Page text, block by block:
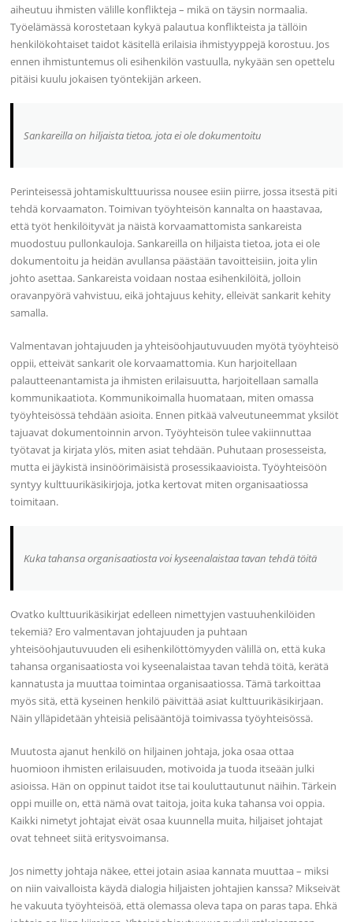
aiheutuu ihmisten välille konflikteja – mikä on täysin normaalia.
Työelämässä korostetaan kykyä palautua konflikteista ja tällöin
henkilökohtaiset taidot käsitellä erilaisia ihmistyyppejä korostuu. Jos
ennen ihmistuntemus oli esihenkilön vastuulla, nykyään sen opettelu
pitäisi kuulu jokaisen työntekijän arkeen.
Sankareilla on hiljaista tietoa, jota ei ole dokumentoitu
Perinteisessä johtamiskulttuurissa nousee esiin piirre, jossa itsestä piti
tehdä korvaamaton. Toimivan työyhteisön kannalta on haastavaa,
että työt henkilöityvät ja näistä korvaamattomista sankareista
muodostuu pullonkauloja. Sankareilla on hiljaista tietoa, jota ei ole
dokumentoitu ja heidän avullansa päästään tavoitteisiin, joita ylin
johto asettaa. Sankareista voidaan nostaa esihenkilöitä, jolloin
oravanpyörä vahvistuu, eikä johtajuus kehity, elleivät sankarit kehity
samalla.
Valmentavan johtajuuden ja yhteisöohjautuvuuden myötä työyhteisö
oppii, etteivät sankarit ole korvaamattomia. Kun harjoitellaan
palautteenantamista ja ihmisten erilaisuutta, harjoitellaan samalla
kommunikaatiota. Kommunikoimalla huomataan, miten omassa
työyhteisössä tehdään asioita. Ennen pitkää valveutuneemmat yksilöt
tajuavat dokumentoinnin arvon. Työyhteisön tulee vakiinnuttaa
työtavat ja kirjata ylös, miten asiat tehdään. Puhutaan prosesseista,
mutta ei jäykistä insinöörimäisistä prosessikaavioista. Työyhteisöön
syntyy kulttuurikäsikirjoja, jotka kertovat miten organisaatiossa
toimitaan.
Kuka tahansa organisaatiosta voi kyseenalaistaa tavan tehdä töitä
Ovatko kulttuurikäsikirjat edelleen nimettyjen vastuuhenkilöiden
tekemiä? Ero valmentavan johtajuuden ja puhtaan
yhteisöohjautuvuuden eli esihenkilöttömyyden välillä on, että kuka
tahansa organisaatiosta voi kyseenalaistaa tavan tehdä töitä, kerätä
kannatusta ja muuttaa toimintaa organisaatiossa. Tämä tarkoittaa
myös sitä, että kyseinen henkilö päivittää asiat kulttuurikäsikirjaan.
Näin ylläpidetään yhteisiä pelisääntöjä toimivassa työyhteisössä.
Muutosta ajanut henkilö on hiljainen johtaja, joka osaa ottaa
huomioon ihmisten erilaisuuden, motivoida ja tuoda itseään julki
asioissa. Hän on oppinut taidot itse tai kouluttautunut näihin. Tärkein
oppi muille on, että nämä ovat taitoja, joita kuka tahansa voi oppia.
Kaikki nimetyt johtajat eivät osaa kuunnella muita, hiljaiset johtajat
ovat tehneet siitä eritysvoimansa.
Jos nimetty johtaja näkee, ettei jotain asiaa kannata muuttaa – miksi
on niin vaivalloista käydä dialogia hiljaisten johtajien kanssa? Mikseivät
he vakuuta työyhteisöä, että olemassa oleva tapa on paras tapa. Ehkä